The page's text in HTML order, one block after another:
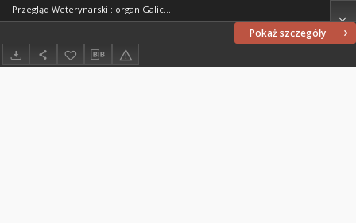
Pokaż szczegóły
Przegląd Weterynarski : organ Galicyjskiego Towarzystwa Weterynarskiego : czasopismo poświęcone weterynaryi i hodowli, 1897 R. 12, nr 12